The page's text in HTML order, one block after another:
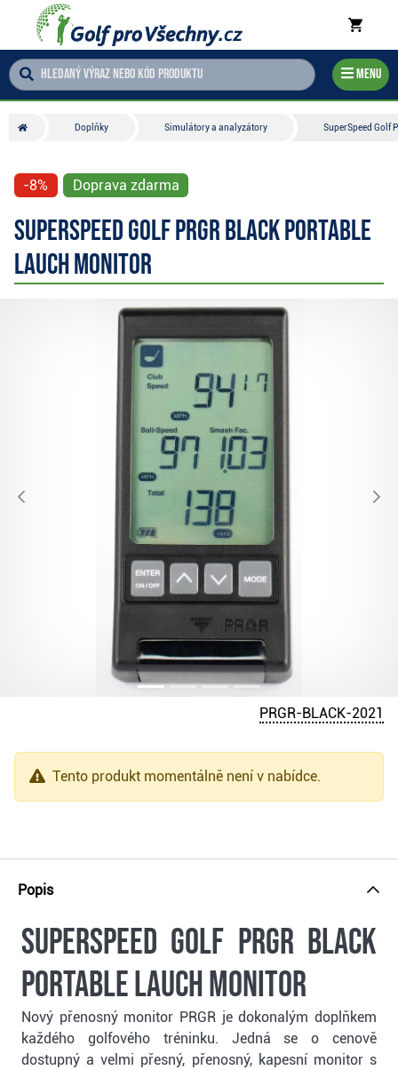
Menu
Doplňky Simulátory a analyzátory SuperSpeed Golf
-8% Doprava zdarma
SuperSpeed Golf PRGR Black Portable
Lauch Monitor
PRGR-BLACK-2021
Tento produkt momentálně není v nabídce.
Popis
SuperSpeed Golf PRGR Black
Portable Lauch Monitor
Nový přenosný monitor PRGR je dokonalým doplňkem
každého golfového tréninku. Jedná se o cenově
dostupný a velmi přesný, přenosný, kapesní monitor s